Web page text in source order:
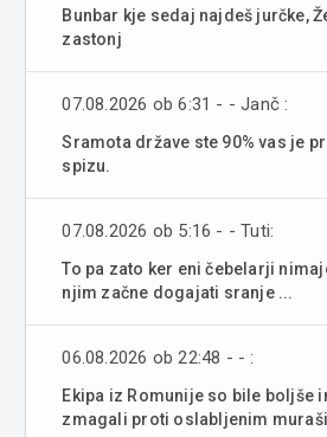
Bunbar kje sedaj najdeš jurčke,
zastonj
07.08.2026 ob 6:31 - - Janč :
Sramota države ste 90% vas je
spizu.
07.08.2026 ob 5:16 - - Tuti:
To pa zato ker eni čebelarji
njim začne dogajati sranje ...
06.08.2026 ob 22:48 - - :
Ekipa iz Romunije so bile boljše
zmagali proti oslabljenim